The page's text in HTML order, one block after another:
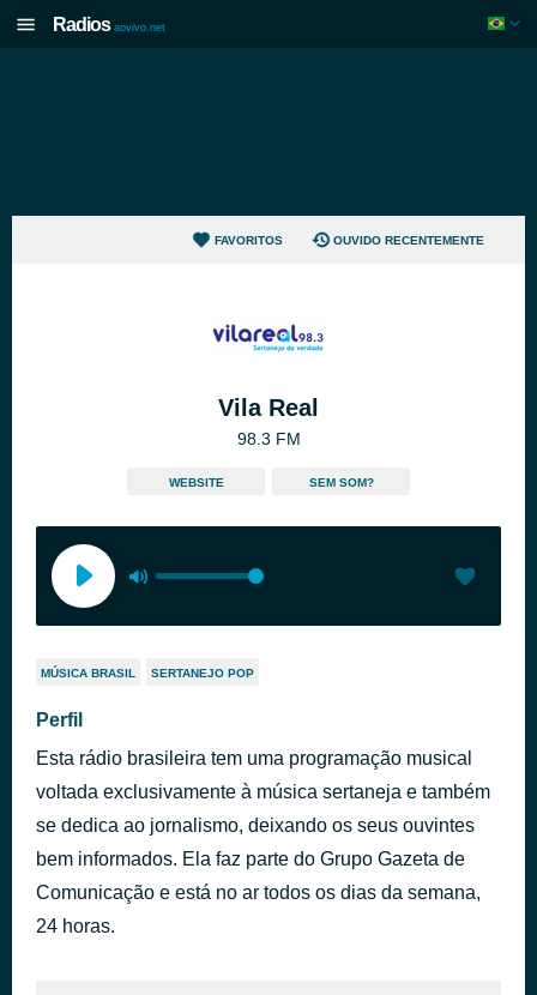
Radios aovivo.net
FAVORITOS OUVIDO RECENTEMENTE
Vila Real
98.3 FM
WEBSITE SEM SOM?
MÚSICA BRASIL SERTANEJO POP
Perfil
Esta rádio brasileira tem uma programação musical
voltada exclusivamente à música sertaneja e também
se dedica ao jornalismo, deixando os seus ouvintes
bem informados. Ela faz parte do Grupo Gazeta de
Comunicação e está no ar todos os dias da semana,
24 horas.